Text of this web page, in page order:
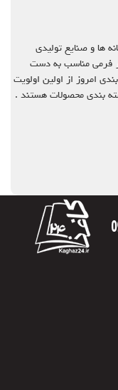
ها و صنایع تولیدی
فرمی مناسب به دست
امروز از اولین اولویت
بندی محصولات هستند .